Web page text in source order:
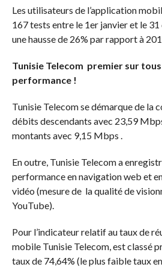
Les utilisateurs de l’application
167 tests entre le 1er janvier et le
une hausse de 26% par rapport à
Tunisie Telecom premier sur
performance !
Tunisie Telecom se démarque de la
débits descendants avec 23,59
montants avec 9,15 Mbps .
En outre, Tunisie Telecom a
performance en navigation web et
vidéo (mesure de la qualité de
YouTube).
Pour l’indicateur relatif au taux de
mobile Tunisie Telecom, est classé
taux de 74,64% (le plus faible taux